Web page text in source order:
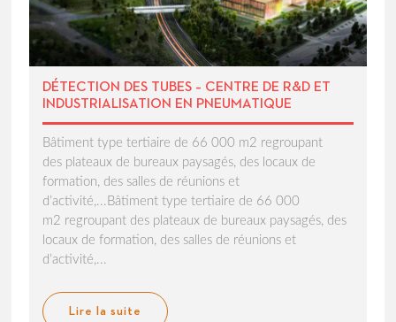
DÉTECTION DES TUBES – CENTRE DE R&D ET
INDUSTRIALISATION EN PNEUMATIQUE
Bâtiment type tertiaire de 66 000 m2 regroupant
des plateaux de bureaux paysagés, des locaux de
formation, des salles de réunions et
d’activité,...Bâtiment type tertiaire de 66 000
m2 regroupant des plateaux de bureaux paysagés, des
locaux de formation, des salles de réunions et
d’activité,...
Lire la suite